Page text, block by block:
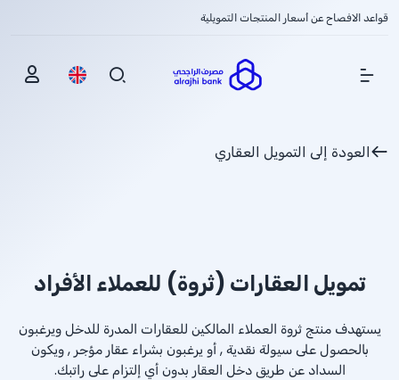
قواعد الافصاح عن أسعار المنتجات التمويلية
Show Menu
العودة إلى التمويل العقاري
تمويل العقارات (ثروة) للعملاء الأفراد
يستهدف منتج ثروة العملاء المالكين للعقارات المدرة للدخل ويرغبون
بالحصول على سيولة نقدية , أو يرغبون بشراء عقار مؤجر , ويكون
السداد عن طريق دخل العقار بدون أي إلتزام على راتبك.